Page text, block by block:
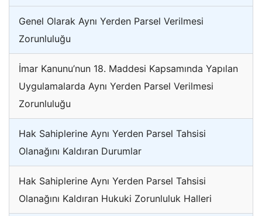
Genel Olarak Aynı Yerden Parsel Verilmesi
Zorunluluğu
İmar Kanunu’nun 18. Maddesi Kapsamında Yapılan
Uygulamalarda Aynı Yerden Parsel Verilmesi
Zorunluluğu
Hak Sahiplerine Aynı Yerden Parsel Tahsisi
Olanağını Kaldıran Durumlar
Hak Sahiplerine Aynı Yerden Parsel Tahsisi
Olanağını Kaldıran Hukuki Zorunluluk Halleri